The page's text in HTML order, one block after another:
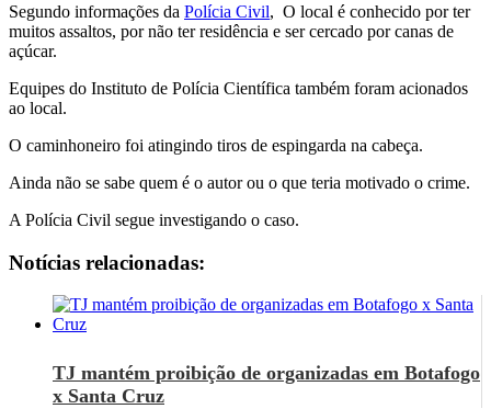
Segundo informações da Polícia Civil, O local é conhecido por ter
muitos assaltos, por não ter residência e ser cercado por canas de
açúcar.
Equipes do Instituto de Polícia Científica também foram acionados
ao local.
O caminhoneiro foi atingindo tiros de espingarda na cabeça.
Ainda não se sabe quem é o autor ou o que teria motivado o crime.
A Polícia Civil segue investigando o caso.
Notícias relacionadas:
TJ mantém proibição de organizadas em Botafogo
x Santa Cruz